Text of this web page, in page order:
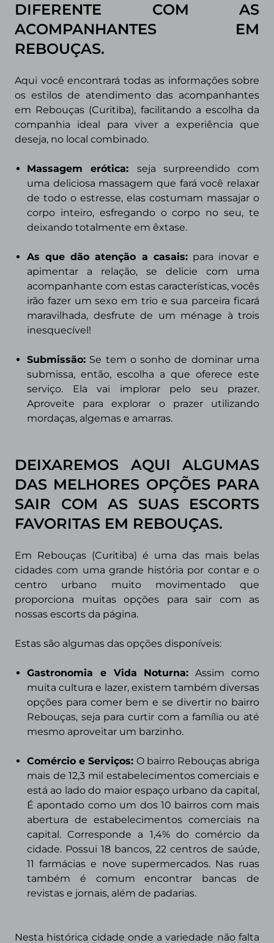
DIFERENTE COM AS
ACOMPANHANTES EM
REBOUÇAS.
Aqui você encontrará todas as informações sobre
os estilos de atendimento das acompanhantes
em Rebouças (Curitiba), facilitando a escolha da
companhia ideal para viver a experiência que
deseja, no local combinado.
Massagem erótica: seja surpreendido com
uma deliciosa massagem que fará você relaxar
de todo o estresse, elas costumam massajar o
corpo inteiro, esfregando o corpo no seu, te
deixando totalmente em êxtase.
As que dão atenção a casais:para inovar e
apimentar a relação, se delicie com uma
acompanhante com estas características, vocês
irão fazer um sexo em trio e sua parceira ficará
maravilhada, desfrute de um ménage à trois
inesquecível!
Submissão: Se tem o sonho de dominar uma
submissa, então, escolha a que oferece este
serviço. Ela vai implorar pelo seu prazer.
Aproveite para explorar o prazer utilizando
mordaças, algemas e amarras.
DEIXAREMOS AQUI ALGUMAS
DAS MELHORES OPÇÕES PARA
SAIR COM AS SUAS ESCORTS
FAVORITAS EM REBOUÇAS.
Em Rebouças (Curitiba) é uma das mais belas
cidades com uma grande história por contar e o
centro urbano muito movimentado que
proporciona muitas opções para sair com as
nossas escorts da página.
Estas são algumas das opções disponíveis:
Gastronomia e Vida Noturna: Assim como
muita cultura e lazer, existem também diversas
opções para comer bem e se divertir no bairro
Rebouças, seja para curtir com a família ou até
mesmo aproveitar um barzinho.
Comércio e Serviços: O bairro Rebouças abriga
mais de 12,3 mil estabelecimentos comerciais e
está ao lado do maior espaço urbano da capital,
É apontado como um dos 10 bairros com mais
abertura de estabelecimentos comerciais na
capital. Corresponde a 1,4% do comércio da
cidade. Possui 18 bancos, 22 centros de saúde,
11 farmácias e nove supermercados. Nas ruas
também é comum encontrar bancas de
revistas e jornais, além de padarias.
Nesta histórica cidade onde a variedade não falta